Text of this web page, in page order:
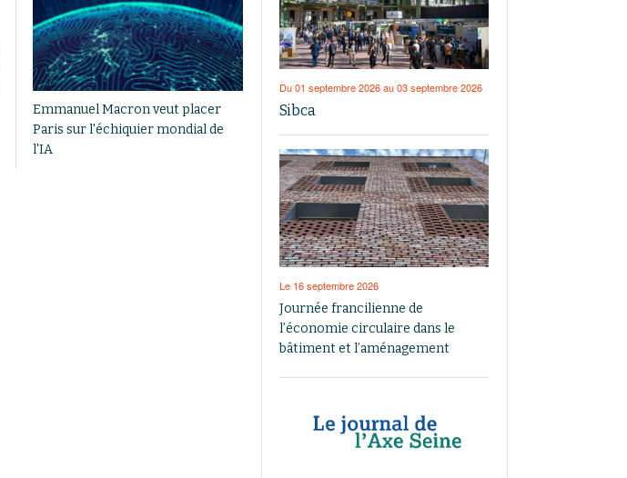
Emmanuel Macron veut placer
Paris sur l'échiquier mondial de
l'IA
Du 01 septembre 2026 au 03 septembre 2026
Sibca
Le 16 septembre 2026
Journée francilienne de
l’économie circulaire dans le
bâtiment et l’aménagement